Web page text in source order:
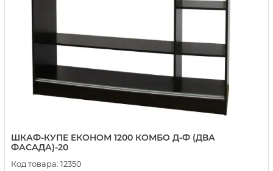
ШКАФ-КУПЕ ЕКОНОМ 1200 КОМБО Д-Ф (ДВА
ФАСАДА)-20
Код товара: 12350